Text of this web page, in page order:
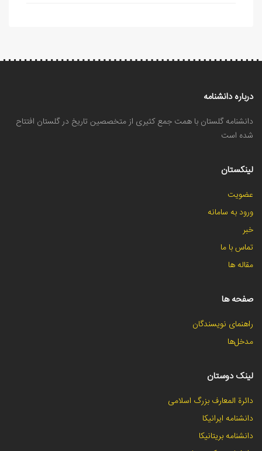
درباره دانشنامه
دانشنامه گلستان با همت جمع کثیری از متخصصین تاریخ در گلستان افتتاح
شده است
لینکستان
عضویت
ورود به سامانه
خبر
تماس با ما
مقاله ها
صفحه ها
راهنمای نویسندگان
مدخل‌ها
لینک دوستان
دائرة المعارف بزرگ اسلامی
دانشنامه ایرانیکا
دانشنامه بریتانیکا